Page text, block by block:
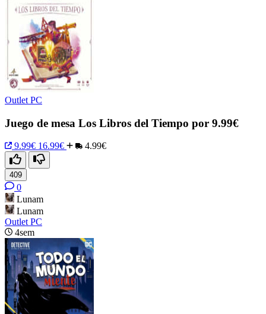
Outlet PC
Juego de mesa Los Libros del Tiempo por 9.99€
9.99€ 16.99€ 4.99€
409
0
Lunam
Lunam
Outlet PC
4sem